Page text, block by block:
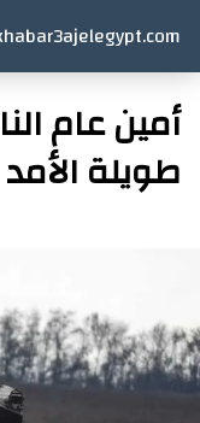
أمين عام
طويلة